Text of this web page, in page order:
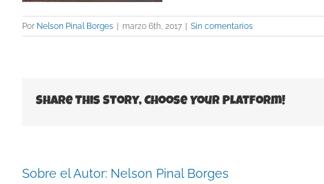
Por Nelson Pinal Borges | marzo 6th, 2017 | Sin comentarios
Share This Story, Choose Your Platform!
Sobre el Autor: Nelson Pinal Borges